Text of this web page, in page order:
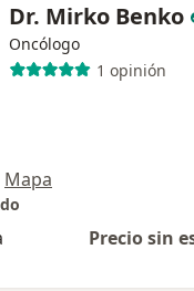
Dr. Mirko Benko
Oncólogo
1 opinión
Mapa
Precio sin